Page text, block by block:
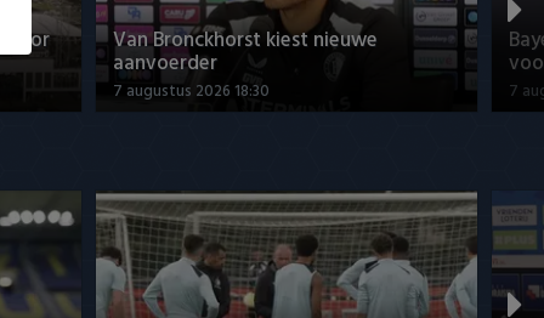
Van Bronckhorst kiest nieuwe
aanvoerder
7 augustus 2026 18:30 7